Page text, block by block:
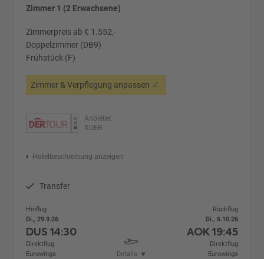
Zimmer 1 (2 Erwachsene)
Zimmerpreis ab € 1.552,-
Doppelzimmer (DB9)
Frühstück (F)
Zimmer & Verpflegung anpassen
Anbieter:
XDER
Hotelbeschreibung anzeigen
Transfer
Hinflug
Di., 29.9.26
DUS14:30
Direktflug
Eurowings
Details
Rückflug
Di., 6.10.26
AOK19:45
Direktflug
Eurowings